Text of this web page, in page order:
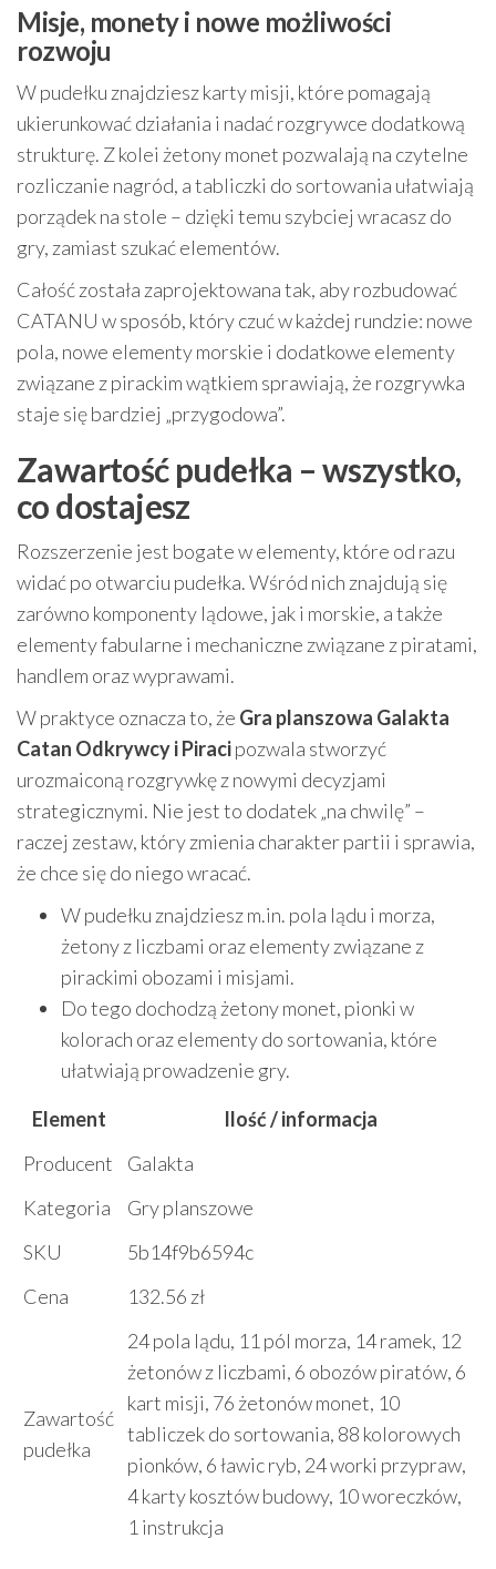
Misje, monety i nowe możliwości
rozwoju
W pudełku znajdziesz karty misji, które pomagają
ukierunkować działania i nadać rozgrywce dodatkową
strukturę. Z kolei żetony monet pozwalają na czytelne
rozliczanie nagród, a tabliczki do sortowania ułatwiają
porządek na stole – dzięki temu szybciej wracasz do
gry, zamiast szukać elementów.
Całość została zaprojektowana tak, aby rozbudować
CATANU w sposób, który czuć w każdej rundzie: nowe
pola, nowe elementy morskie i dodatkowe elementy
związane z pirackim wątkiem sprawiają, że rozgrywka
staje się bardziej „przygodowa”.
Zawartość pudełka – wszystko,
co dostajesz
Rozszerzenie jest bogate w elementy, które od razu
widać po otwarciu pudełka. Wśród nich znajdują się
zarówno komponenty lądowe, jak i morskie, a także
elementy fabularne i mechaniczne związane z piratami,
handlem oraz wyprawami.
W praktyce oznacza to, że Gra planszowa Galakta
Catan Odkrywcy i Piracipozwala stworzyć
urozmaiconą rozgrywkę z nowymi decyzjami
strategicznymi. Nie jest to dodatek „na chwilę” –
raczej zestaw, który zmienia charakter partii i sprawia,
że chce się do niego wracać.
W pudełku znajdziesz m.in. pola lądu i morza,
żetony z liczbami oraz elementy związane z
pirackimi obozami i misjami.
Do tego dochodzą żetony monet, pionki w
kolorach oraz elementy do sortowania, które
ułatwiają prowadzenie gry.
Element
Ilość / informacja
Producent
Galakta
Kategoria
Gry planszowe
SKU
5b14f9b6594c
Cena
132.56 zł
Zawartość
pudełka
24 pola lądu, 11 pól morza, 14 ramek, 12
żetonów z liczbami, 6 obozów piratów, 6
kart misji, 76 żetonów monet, 10
tabliczek do sortowania, 88 kolorowych
pionków, 6 ławic ryb, 24 worki przypraw,
4 karty kosztów budowy, 10 woreczków,
1 instrukcja